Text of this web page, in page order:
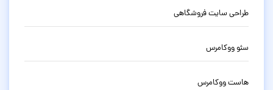
طراحی سایت فروشگاهی
سئو ووکامرس
هاست ووکامرس